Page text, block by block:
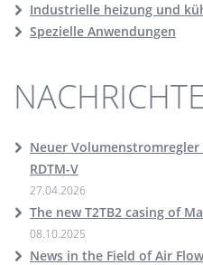
Industrielle heizung und
Spezielle Anwendungen
Neuer
RDTM-V
27.04.2026
The new T2TB2 casing of
08.10.2025
News in the Field of Air